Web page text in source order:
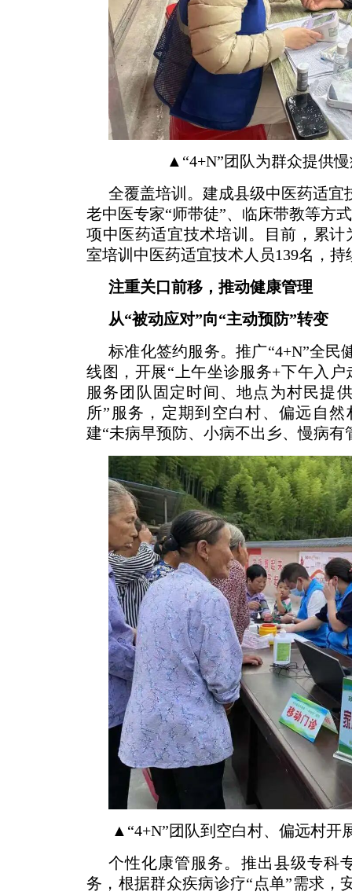
▲“4+N”团队为群众提供
全覆盖培训。建成县级中医药适
老中医专家“师带徒”、临床带教等方
项中医药适宜技术培训。目前，累计
室培训中医药适宜技术人员139名，
注重关口前移，推动健康管理
从“被动应对”向“主动预防”转变
标准化签约服务。推广“4+N”全
线图，开展“上午坐诊服务+下午入
服务团队固定时间、地点为村民提
所”服务，定期到空白村、偏远自
建“未病早预防、小病不出乡、慢病
▲“4+N”团队到空白村、偏远村开
个性化康管服务。推出县级专科
务，根据群众疾病诊疗“点单”需求，